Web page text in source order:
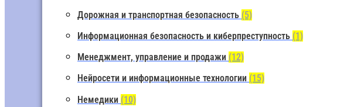
Дорожная и транспортная безопасность (5)
Информационная безопасность и киберпреступность (1)
Менеджмент, управление и продажи (12)
Нейросети и информационные технологии (15)
Немедики (10)